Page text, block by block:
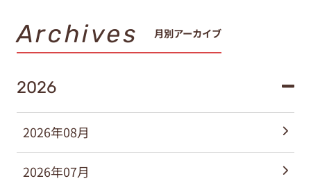
Archives 月別アーカイブ
2026
2026年08月
2026年07月